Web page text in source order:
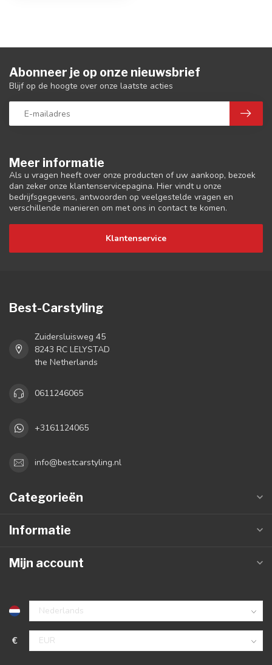
Meer informatie
Als u vragen heeft over onze producten of uw aankoop, bezoek
dan zeker onze klantenservicepagina. Hier vindt u onze
bedrijfsgegevens, antwoorden op veelgestelde vragen en
verschillende manieren om met ons in contact te komen.
Klantenservice
Abonneer je op onze nieuwsbrief
Blijf op de hoogte over onze laatste acties
Best-Carstyling
Zuidersluisweg 45
8243 RC LELYSTAD
the Netherlands
0611246065
+3161124065
info@bestcarstyling.nl
Categorieën
Informatie
Mijn account
€